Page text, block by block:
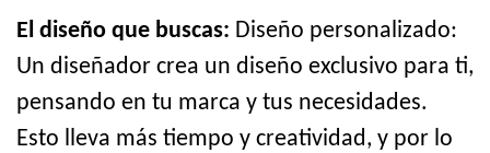
El diseño que buscas: Diseño personalizado:
Un diseñador crea un diseño exclusivo para ti,
pensando en tu marca y tus necesidades.
Esto lleva más tiempo y creatividad, y por lo